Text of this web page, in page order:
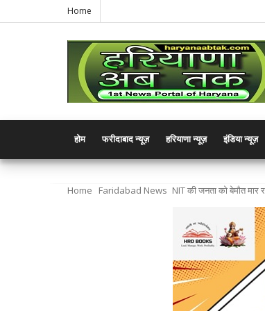
Home
होम फरीदाबाद न्यूज़ हरियाणा न्यूज़ इंडिया न्यूज़
Home Faridabad News NIT की जनता को बेमौत